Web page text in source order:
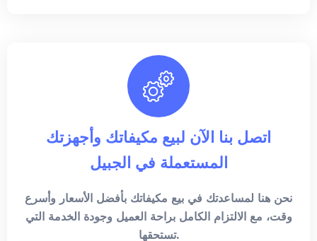
اتصل بنا الآن لبيع مكيفاتك وأجهزتك
المستعملة في الجبيل
نحن هنا لمساعدتك في بيع مكيفاتك بأفضل الأسعار وأسرع
وقت، مع الالتزام الكامل براحة العميل وجودة الخدمة التي
تستحقها.